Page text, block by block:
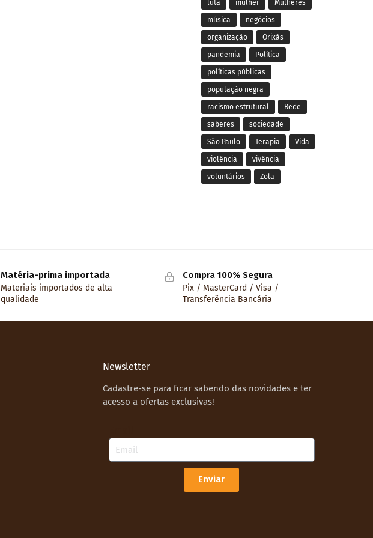
luta mulher Mulheres
música negócios
organização Orixás
pandemia Política
políticas públicas
população negra
racismo estrutural Rede
saberes sociedade
São Paulo Terapia Vida
violência vivência
voluntários Zola
Matéria-prima importada
Materiais importados de alta
qualidade
Compra 100% Segura
Pix / MasterCard / Visa /
Transferência Bancária
Newsletter
Cadastre-se para ficar sabendo das novidades e ter
acesso a ofertas exclusivas!
Enviar